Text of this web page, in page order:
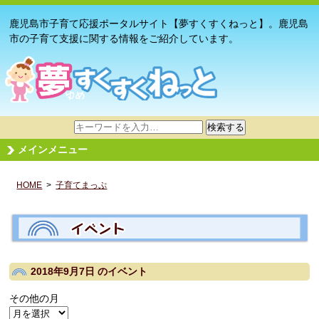
鹿児島市子育て応援ポータルサイト【夢すくすくねっと】。鹿児島
市の子育て支援に関する情報をご紹介しています。
サ
イ
ト
検
検索する
メインメニュー
HOME >子育てまっぷ
2018年9月7日のイベント
その他の月